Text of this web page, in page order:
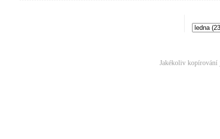
Jakékoliv kopírování